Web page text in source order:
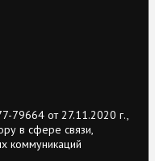
79664 от 27.11.2020 г.,
в сфере связи,
коммуникаций